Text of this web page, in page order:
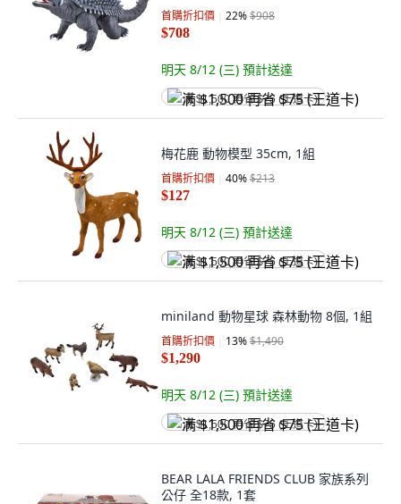
首購折扣價 22%$908
$708
明天 8/12 (三) 預計送達
满 $1,500 再省 $75 (王道卡)
梅花鹿 動物模型 35cm, 1組
首購折扣價 40%$213
$127
明天 8/12 (三) 預計送達
满 $1,500 再省 $75 (王道卡)
miniland 動物星球 森林動物 8個, 1組
首購折扣價 13%$1,490
$1,290
明天 8/12 (三) 預計送達
满 $1,500 再省 $75 (王道卡)
BEAR LALA FRIENDS CLUB 家族系列
公仔 全18款, 1套